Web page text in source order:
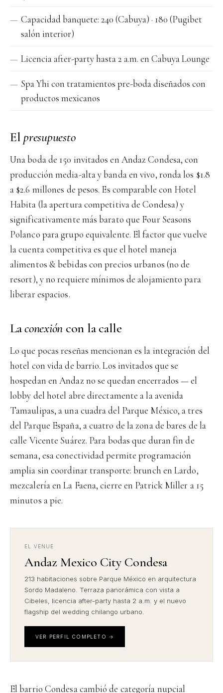
Capacidad banquete: 240 (Cabuya) · 180 (Pugibet
salón interior)
Licencia after-party hasta 2 a.m. en Cabuya Lounge
Spa Yhi con tratamientos pre-boda diseñados con
productos mexicanos
Elpresupuesto
Una boda de 150 invitados en Andaz Condesa, con
producción media-alta y banda en vivo, ronda los $1.8
a $2.6 millones de pesos. Es comparable con Hotel
Habita (la apertura competitiva de Condesa) y
significativamente más barato que Four Seasons
Polanco para grupo equivalente. El factor que vuelve
la cuenta competitiva es que el hotel maneja
alimentos & bebidas con precios urbanos (no de
resort), y no requiere mínimos de alojamiento para
liberar espacios.
Laconexión con la calle
Lo que pocas reseñas mencionan es la integración del
hotel con vida de barrio. Los invitados que se
hospedan en Andaz no se quedan encerrados — el
lobby del hotel abre directamente a la avenida
Tamaulipas, a una cuadra del Parque México, a tres
del Parque España, a cuatro de la zona de bares de la
calle Vicente Suárez. Para bodas que duran fin de
semana, esa conectividad permite programación
amplia sin coordinar transporte: brunch en Lardo,
mezcalería en La Faena, cierre en Patrick Miller a 15
minutos a pie.
EL VENUE
Andaz Mexico City Condesa
213 habitaciones sobre Parque México en arquitectura
Sordo Madaleno. Terraza panorámica con vista a
Cibeles, licencia after-party hasta 2 a.m. y el nuevo
flagship del wedding chilango urbano.
VER PERFIL COMPLETO →
El barrio Condesa cambió de categoría nupcial